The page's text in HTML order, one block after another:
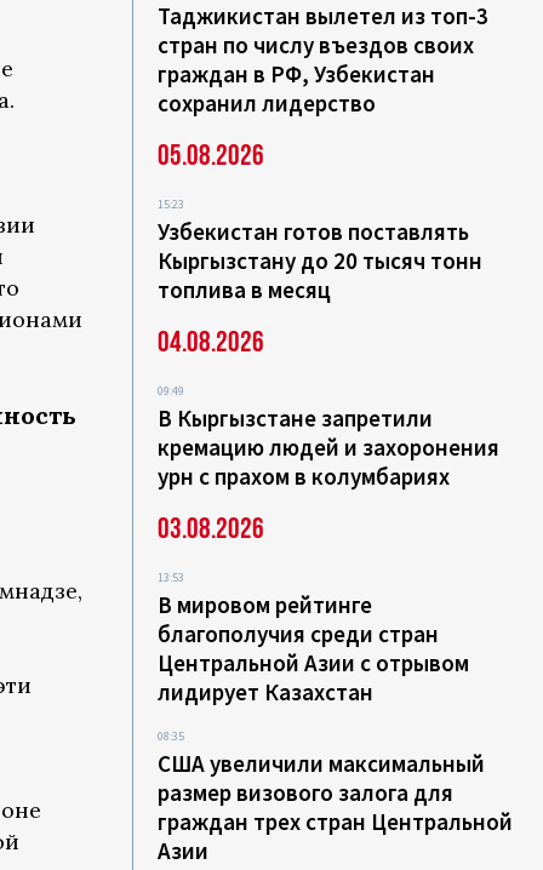
Таджикистан вылетел из топ-3
стран по числу въездов своих
граждан в РФ, Узбекистан
сохранил лидерство
05.08.2026
15:23
Узбекистан готов поставлять
Кыргызстану до 20 тысяч тонн
топлива в месяц
04.08.2026
09:49
В Кыргызстане запретили
кремацию людей и захоронения
урн с прахом в колумбариях
03.08.2026
13:53
В мировом рейтинге
благополучия среди стран
Центральной Азии с отрывом
лидирует Казахстан
08:35
США увеличили максимальный
размер визового залога для
граждан трех стран Центральной
Азии